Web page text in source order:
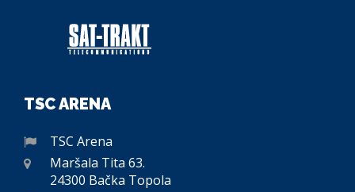
TSC ARENA
TSC Arena
Maršala Tita 63.
24300 Bačka Topola